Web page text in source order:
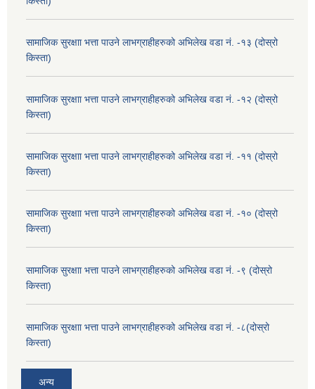
सामाजिक सुरक्षाा भत्ता पाउने लाभग्राहीहरुको अभिलेख वडा नं. -१३ (दोस्रो
किस्ता)
सामाजिक सुरक्षाा भत्ता पाउने लाभग्राहीहरुको अभिलेख वडा नं. -१२ (दोस्रो
किस्ता)
सामाजिक सुरक्षाा भत्ता पाउने लाभग्राहीहरुको अभिलेख वडा नं. -११ (दोस्रो
किस्ता)
सामाजिक सुरक्षाा भत्ता पाउने लाभग्राहीहरुको अभिलेख वडा नं. -१० (दोस्रो
किस्ता)
सामाजिक सुरक्षाा भत्ता पाउने लाभग्राहीहरुको अभिलेख वडा नं. -९ (दोस्रो
किस्ता)
सामाजिक सुरक्षाा भत्ता पाउने लाभग्राहीहरुको अभिलेख वडा नं. -८(दोस्रो
किस्ता)
अन्य